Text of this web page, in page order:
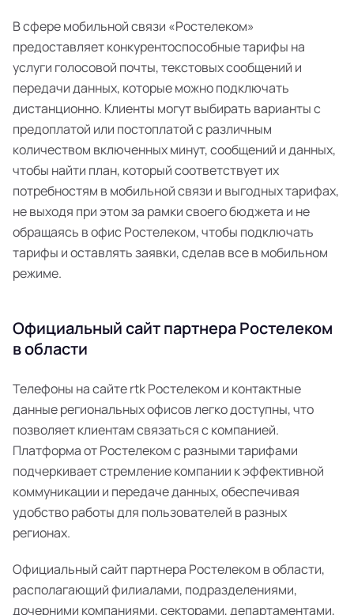
В сфере мобильной связи «Ростелеком»
предоставляет конкурентоспособные тарифы на
услуги голосовой почты, текстовых сообщений и
передачи данных, которые можно подключать
дистанционно. Клиенты могут выбирать варианты с
предоплатой или постоплатой с различным
количеством включенных минут, сообщений и данных,
чтобы найти план, который соответствует их
потребностям в мобильной связи и выгодных тарифах,
не выходя при этом за рамки своего бюджета и не
обращаясь в офис Ростелеком, чтобы подключать
тарифы и оставлять заявки, сделав все в мобильном
режиме.
Официальный сайт партнера Ростелеком
в области
Телефоны на сайте rtk Ростелеком и контактные
данные региональных офисов легко доступны, что
позволяет клиентам связаться с компанией.
Платформа от Ростелеком с разными тарифами
подчеркивает стремление компании к эффективной
коммуникации и передаче данных, обеспечивая
удобство работы для пользователей в разных
регионах.
Официальный сайт партнера Ростелеком в области,
располагающий филиалами, подразделениями,
дочерними компаниями, секторами, департаментами,